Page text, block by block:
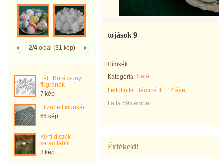
2/4oldal (31 kép)
Tél...Karácsonyi
filigránok
7 kép
Elizabett munkái
66 kép
Kerti díszek
kerámiából
3 kép
tojások 9
Címkék:
Kategória: Saját
Feltöltötte: Bérciné Ili
14 éve
Látta 595 ember.
Értékeld!